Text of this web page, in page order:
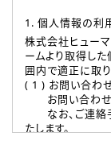
1. 個人情報の利
株式会社ヒュー
ームより取得し
囲内で適正に取り
( 1 ) お問い合わ
お問い合わせ
なお、ご連絡
たします。